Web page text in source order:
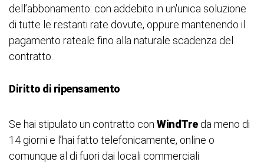
dell’abbonamento: con addebito in un'unica soluzione
di tutte le restanti rate dovute, oppure mantenendo il
pagamento rateale fino alla naturale scadenza del
contratto.
Diritto di ripensamento
Se hai stipulato un contratto con WindTreda meno di
14 giorni e l’hai fatto telefonicamente, online o
comunque al di fuori dai locali commerciali